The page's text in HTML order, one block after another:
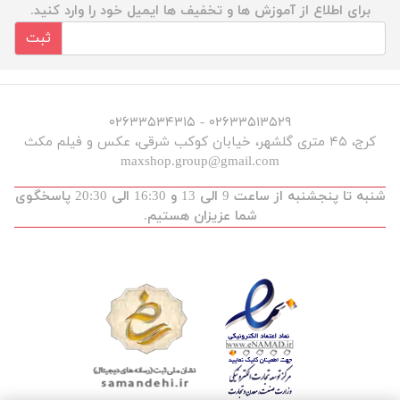
برای اطلاع از آموزش ها و تخفیف ها ایمیل خود را وارد کنید.
ثبت
۰۲۶۳۳۵۱۳۵۲۹ - ۰۲۶۳۳۵۳۴۳۱۵
کرج، ۴۵ متری گلشهر، خیابان کوکب شرقی، عکس و فیلم مکث
maxshop.group@gmail.com
شنبه تا پنجشنبه از ساعت 9 الی 13 و 16:30 الی 20:30 پاسخگوی
شما عزیزان هستیم.